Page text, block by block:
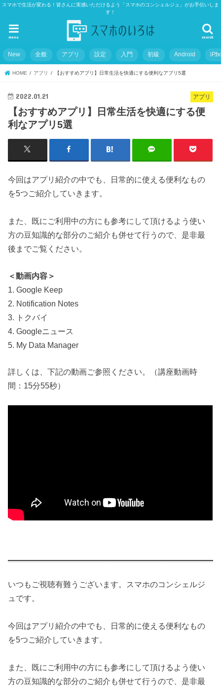
スマホで生活が変わる！皆さんに実感いただけるよう「スマホのコンシェルジュ」がお手伝いしま
す！
search
menu
New 全般 アプリ 設定 入門 初級 Android
HOME アプリ 【おすすめアプリ】日常生活を快適にする便利なアプリ5選
アプリ
2022.01.21
【おすすめアプリ】日常生活を快適にする便
利なアプリ5選
今回はアプリ紹介の中でも、日常的に使える便利なもの
を5つご紹介していきます。
また、既にご利用中の方にも参考にして頂けるよう使い
方の豆知識的な部分のご紹介も併せて行うので、是非最
後までご覧ください。
＜動画内容＞
1. Google Keep
2. Notification Notes
3. トクバイ
4. Googleニュース
5. My Data Manager
詳しくは、下記の動画ご参照ください。（講座動画時
間：15分55秒）
いつもご視聴有難うございます。スマホのコンシェルジ
ュです。
今回はアプリ紹介の中でも、日常的に使える便利なもの
を5つご紹介していきます。
また、既にご利用中の方にも参考にして頂けるよう使い
方の豆知識的な部分のご紹介も併せて行うので、是非最